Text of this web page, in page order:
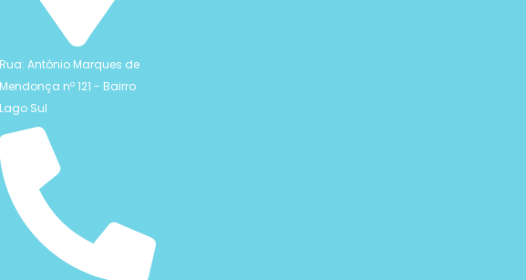
Rua: Antônio Marques de
Mendonça nº 121 - Bairro
Lago Sul